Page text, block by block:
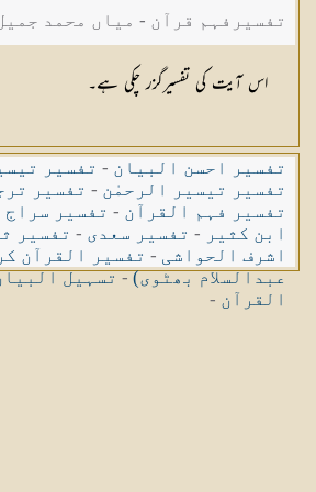
تفسیرفہم قرآن - میاں محمد
اس آیت کی تفسیرگزر چکی ہے۔
تفسیر احسن البیان - تفسیر
تفسیر تیسیر الرحمٰن - تفسیر
تفسیر فہم القرآن - تفسیر سراج
ابن کثیر - تفسیر سعدی - تفسیر
اشرف الحواشی - تفسیر القرآن
عبدالسلام بھٹوی)-تسہیل
القرآن -